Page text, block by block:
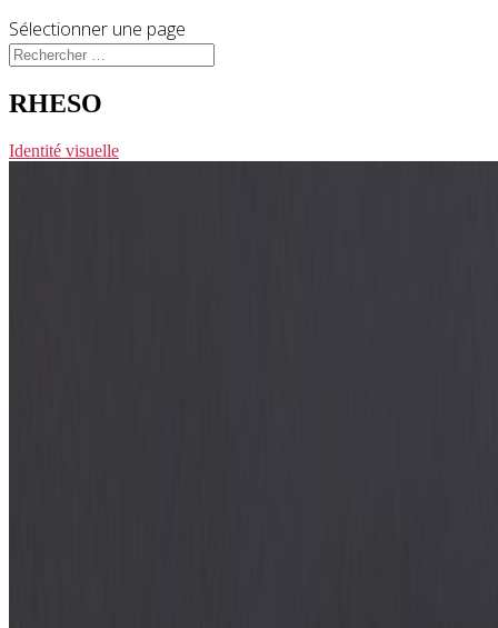
Sélectionner une page
RHESO
Identité visuelle